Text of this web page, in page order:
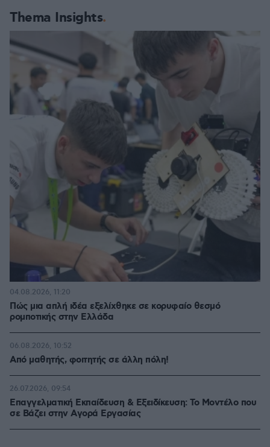
Thema Insights
Πώς μια απλή ιδέα εξελίχθηκε σε κορυφαίο θεσμό
ρομποτικής στην Ελλάδα
04.08.2026, 11:20
Από μαθητής, φοιτητής σε άλλη πόλη!
06.08.2026, 10:52
Επαγγελματική Εκπαίδευση & Εξειδίκευση: Το Mοντέλο που
σε Bάζει στην Aγορά Eργασίας
26.07.2026, 09:54